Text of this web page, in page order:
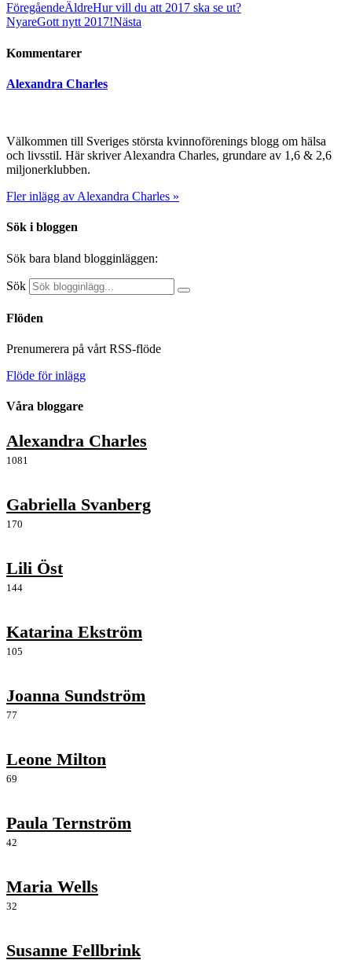
FöregåendeÄldreHur vill du att 2017 ska se ut?
NyareGott nytt 2017!Nästa
Kommentarer
Alexandra Charles
Välkommen till Sveriges största kvinnoförenings blogg om hälsa
och livsstil. Här skriver Alexandra Charles, grundare av 1,6 & 2,6
miljonerklubben.
Fler inlägg av Alexandra Charles »
Sök i bloggen
Sök bara bland blogginläggen:
Sök
Flöden
Prenumerera på vårt RSS-flöde
Flöde för inlägg
Våra bloggare
Alexandra Charles
1081
Gabriella Svanberg
170
Lili Öst
144
Katarina Ekström
105
Joanna Sundström
77
Leone Milton
69
Paula Ternström
42
Maria Wells
32
Susanne Fellbrink